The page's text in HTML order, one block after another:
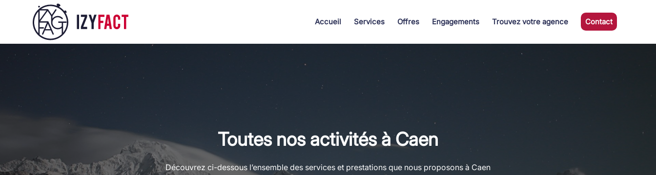
Accueil Services Offres Engagements Trouvez votre agence Contact
Toutes nos activités à Caen
Découvrez ci-dessous l’ensemble des services et prestations que nous proposons à Caen